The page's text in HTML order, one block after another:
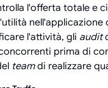
l'offerta totale e
nell'applicazione
l'attività, gli audit
prima di
teamdi realizzare